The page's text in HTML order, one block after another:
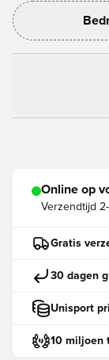
Online op
Verzendtijd
Gratis
30 dagen
Unisport
10 miljoen